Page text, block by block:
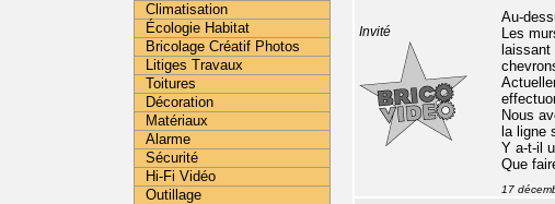
Invité
Au-
Les
Nous
la ligne
Y a-t-il
Que
17
Climatisation
Écologie Habitat
Bricolage Créatif Photos
Litiges Travaux
Toitures
Décoration
Matériaux
Alarme
Sécurité
Hi-Fi Vidéo
Outillage